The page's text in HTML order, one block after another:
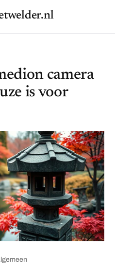
camera
is voor